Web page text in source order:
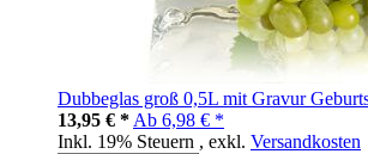
Dubbeglas groß 0,5L mit Gravur
13,95 € * Ab 6,98 € *
Inkl. 19% Steuern , exkl. Versandkosten